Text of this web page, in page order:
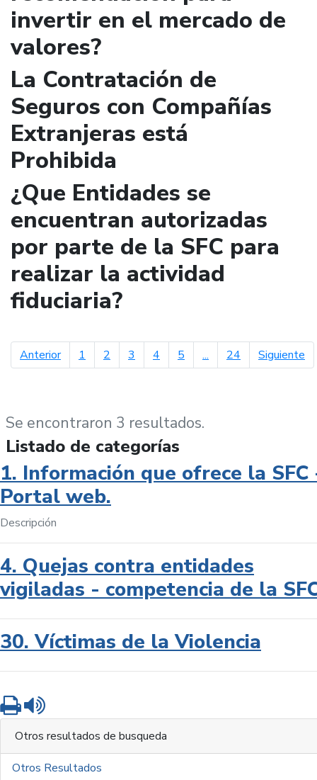
invertir en el mercado de
valores?
La Contratación de
Seguros con Compañías
Extranjeras está
Prohibida
¿Que Entidades se
encuentran autorizadas
por parte de la SFC para
realizar la actividad
fiduciaria?
Anteriorpágina anterior
1 2 3 4 5 ... 24 Siguiente
Se encontraron 3 resultados.
Listado de categorías
1. Información que ofrece la SFC
Portal web.
Descripción
4. Quejas contra entidades
vigiladas - competencia de la
30. Víctimas de la Violencia
Imprimir
Otros resultados de busqueda
Otros Resultados